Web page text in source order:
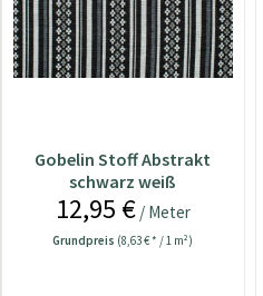
Gobelin Stoff Abstrakt
schwarz weiß
12,95 €/ Meter
Grundpreis (8,63 € * / 1 m²)